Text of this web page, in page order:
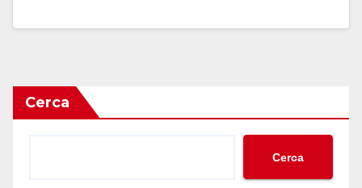
Cerca
Cerca